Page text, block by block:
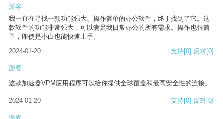
游客
我一直在寻找一款功能强大、操作简单的办公软件，终于找到了它。这
款软件的功能非常强大，可以满足我日常办公的所有需求。操作也很简
单，即使是小白也能快速上手。
2024-01-20
支持[0] 反对[0]
游客
这款加速器VPM应用程序可以给你提供全球覆盖和最高安全性的连接。
2024-01-20 支持[0] 反对[0]